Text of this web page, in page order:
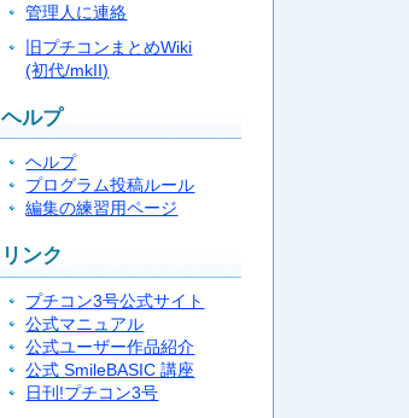
管理人に連絡
旧プチコンまとめWiki
(初代/mkII)
ヘルプ
ヘルプ
プログラム投稿ルール
編集の練習用ページ
リンク
プチコン3号公式サイト
公式マニュアル
公式ユーザー作品紹介
公式 SmileBASIC 講座
日刊!プチコン3号